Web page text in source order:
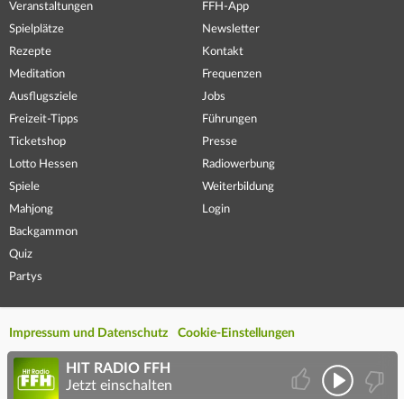
Veranstaltungen
Spielplätze
Rezepte
Meditation
Ausflugsziele
Freizeit-Tipps
Ticketshop
Lotto Hessen
Spiele
Mahjong
Backgammon
Quiz
Partys
FFH-App
Newsletter
Kontakt
Frequenzen
Jobs
Führungen
Presse
Radiowerbung
Weiterbildung
Login
Impressum und Datenschutz Cookie-Einstellungen
HIT RADIO FFH
Jetzt einschalten